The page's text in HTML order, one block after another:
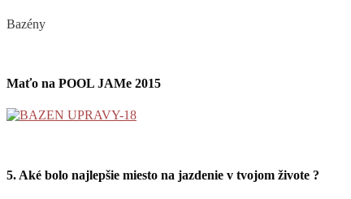
Bazény
Maťo na POOL JAMe 2015
5. Aké bolo najlepšie miesto na jazdenie v tvojom živote ?